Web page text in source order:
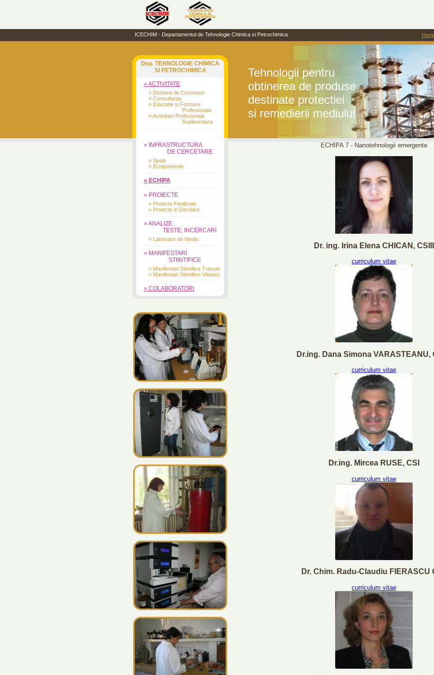
ICECHIM - Departamentul de Tehnologie Chimica si Petrochimica
Dep. TEHNOLOGIE CHIMICA
SI PETROCHIMICA
» ACTIVITATE
» Domenii de Cercetare
» Consultanta
» Educatie si Formare
Profesionala
» Activitate Profesionala
Suplimentara
Tehnologii pentru
obtinerea de produse
destinate protectiei
si remedierii mediului
» INFRASTRUCTURA
DE CERCETARE
» Spatii
» Echipamente
» ECHIPA
» PROIECTE
» Proiecte Finalizate
» Proiecte in Derulare
» ANALIZE
TESTE, INCERCARI
» Laborator de Mediu
» MANIFESTARI
STIINTIFICE
» Manifestari Stiintifice Trecute
» Manifestari Stiintifice Viitoare
» COLABORATORI
ECHIPA 7 - Nanotehnologii emergente
Dr. ing. Irina Elena CHICAN, CSIII
curriculum vitae
Dr.ing. Dana Simona VARASTEANU,
curriculum vitae
Dr.ing. Mircea RUSE, CSI
curriculum vitae
Dr. Chim. Radu-Claudiu FIERASCU
curriculum vitae